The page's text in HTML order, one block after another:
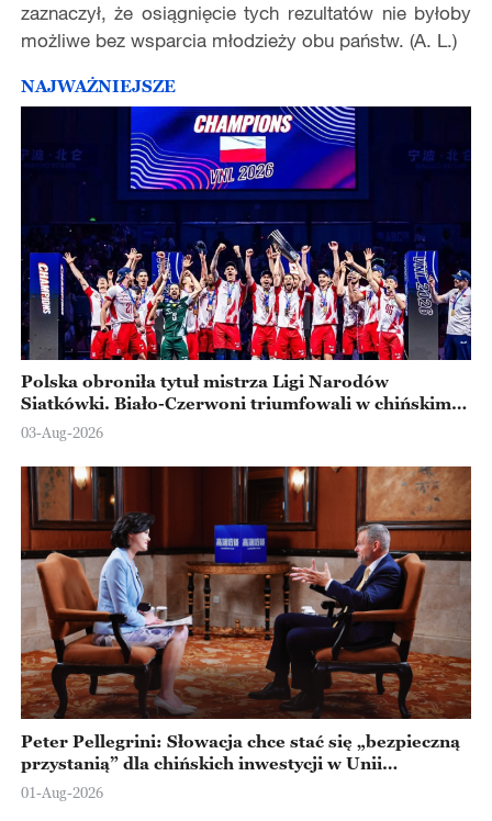
zaznaczył, że osiągnięcie tych rezultatów nie byłoby
możliwe bez wsparcia młodzieży obu państw. (A. L.)
NAJWAŻNIEJSZE
Polska obroniła tytuł mistrza Ligi Narodów
Siatkówki. Biało-Czerwoni triumfowali w chińskim
Ningbo
03-Aug-2026
Peter Pellegrini: Słowacja chce stać się „bezpieczną
przystanią” dla chińskich inwestycji w Unii
Europejskiej
01-Aug-2026